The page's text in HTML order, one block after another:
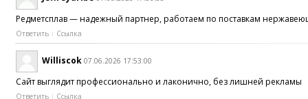
Редметсплав — надежный партнер, работаем по поставкам
Ответить Ссылка
Williscok 07.06.2026 17:53:00
Сайт выглядит профессионально и лаконично, без лишней рекламы
Ответить Ссылка